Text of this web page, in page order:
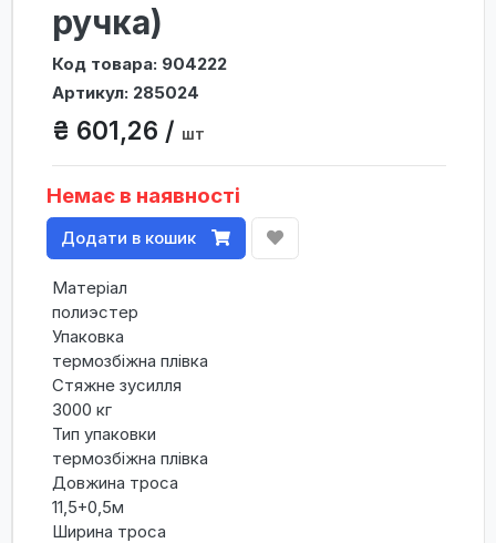
ручка)
Код товара: 904222
Артикул: 285024
₴ 601,26 / шт
Немає в наявності
Додати в кошик
Матеріал
полиэстер
Упаковка
термозбіжна плівка
Стяжне зусилля
3000 кг
Тип упаковки
термозбіжна плівка
Довжина троса
11,5+0,5м
Ширина троса